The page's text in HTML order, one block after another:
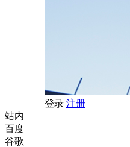
登录 注册
站内
百度
谷歌